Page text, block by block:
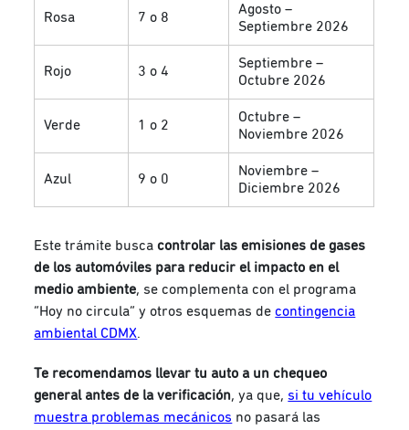
Rosa 7 o 8
Agosto –
Septiembre 2026
Rojo 3 o 4
Septiembre –
Octubre 2026
Verde 1 o 2
Octubre –
Noviembre 2026
Azul 9 o 0
Noviembre –
Diciembre 2026
Este trámite buscacontrolar las emisiones de gases
de los automóviles para reducir el impacto en el
medio ambiente, se complementa con el programa
“Hoy no circula” y otros esquemas de contingencia
ambiental CDMX.
Te recomendamos llevar tu auto a un chequeo
general antes de la verificación, ya que, si tu vehículo
muestra problemas mecánicos no pasará las